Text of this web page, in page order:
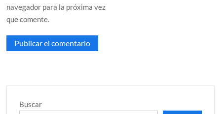
navegador para la próxima vez
que comente.
Buscar